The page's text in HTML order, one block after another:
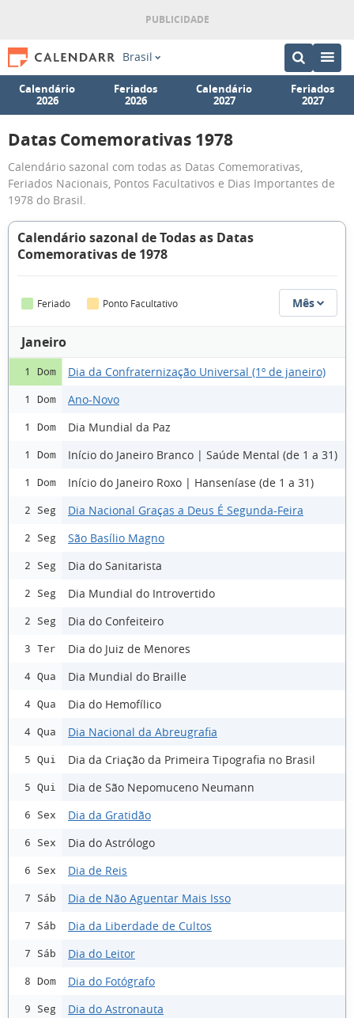
Brasil
Calendário
2026
Feriados
2026
Calendário
2027
Feriados
2027
Datas Comemorativas 1978
Calendário sazonal com todas as Datas Comemorativas,
Feriados Nacionais, Pontos Facultativos e Dias Importantes de
1978 do Brasil.
Calendário sazonal de Todas as Datas
Comemorativas de 1978
Feriado Ponto Facultativo Mês
Janeiro
1 Dom Dia da Confraternização Universal (1º de janeiro)
1 Dom Ano-Novo
1 Dom Dia Mundial da Paz
1 Dom Início do Janeiro Branco | Saúde Mental (de 1 a 31)
1 Dom Início do Janeiro Roxo | Hanseníase (de 1 a 31)
2 Seg Dia Nacional Graças a Deus É Segunda-Feira
2 Seg São Basílio Magno
2 Seg Dia do Sanitarista
2 Seg Dia Mundial do Introvertido
2 Seg Dia do Confeiteiro
3 Ter Dia do Juiz de Menores
4 Qua Dia Mundial do Braille
4 Qua Dia do Hemofílico
4 Qua Dia Nacional da Abreugrafia
5 Qui Dia da Criação da Primeira Tipografia no Brasil
5 Qui Dia de São Nepomuceno Neumann
6 Sex Dia da Gratidão
6 Sex Dia do Astrólogo
6 Sex Dia de Reis
7 Sáb Dia de Não Aguentar Mais Isso
7 Sáb Dia da Liberdade de Cultos
7 Sáb Dia do Leitor
8 Dom Dia do Fotógrafo
9 Seg Dia do Astronauta